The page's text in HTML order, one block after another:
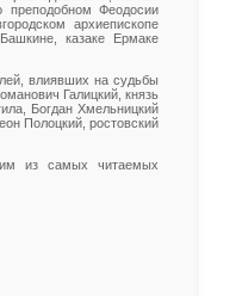
преподобном Феодосии
архиепископе
казаке Ермаке
влиявших на судьбы
Галицкий, князь
Богдан Хмельницкий
Полоцкий, ростовский
из самых читаемых